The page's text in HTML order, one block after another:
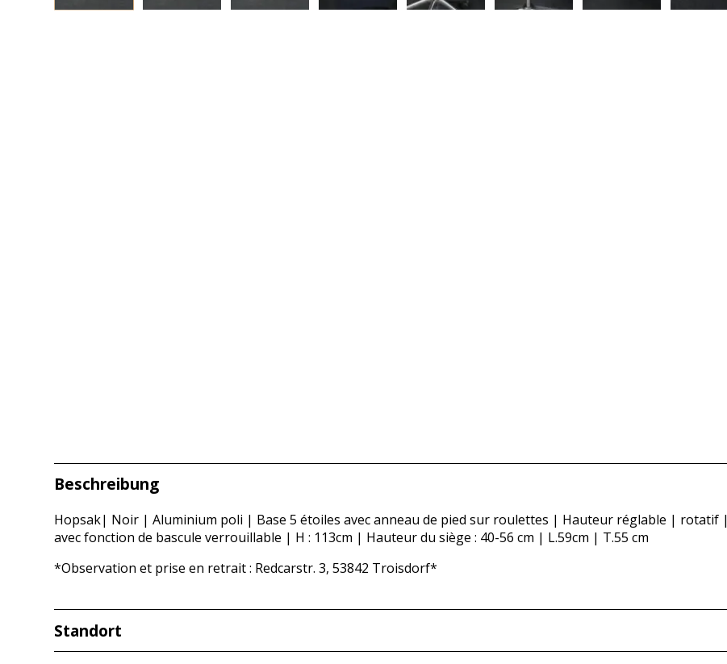
Beschreibung
Hopsak| Noir | Aluminium poli | Base 5 étoiles avec anneau de pied sur roulettes | Hauteur réglable | rotatif |
avec fonction de bascule verrouillable | H : 113cm | Hauteur du siège : 40-56 cm | L.59cm | T.55 cm
*Observation et prise en retrait : Redcarstr. 3, 53842 Troisdorf*
Standort